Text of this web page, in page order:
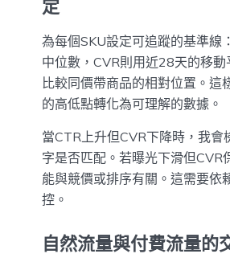
定
為每個SKU設定可追蹤的基準線
中位數，CVR則用近28天的移動
比較同價帶商品的相對位置。這
的高低點轉化為可理解的數據。
當CTR上升但CVR下降時，我會
字是否匹配。若曝光下滑但CVR
能與競價或排序有關。這需要依
控。
自然流量與付費流量的